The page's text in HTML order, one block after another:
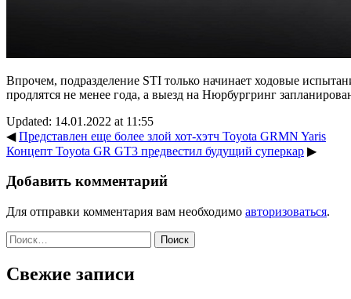
Впрочем, подразделение STI только начинает ходовые
продлятся не менее года, а выезд на Нюрбургринг
Updated: 14.01.2022 at 11:55
◀Представлен еще более злой хот-хэтч Toyota GRMN Yaris
Концепт Toyota GR GT3 предвестил будущий суперкар ▶
Добавить комментарий
Для отправки комментария вам необходимо авторизоваться.
Найти:
Свежие записи